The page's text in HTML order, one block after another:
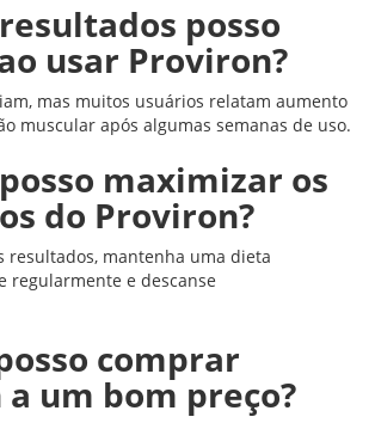
posso
usar Proviron?
mas muitos usuários relatam aumento
muscular após algumas semanas de uso.
maximizar os
do Proviron?
resultados, mantenha uma dieta
regularmente e descanse
comprar
um bom preço?